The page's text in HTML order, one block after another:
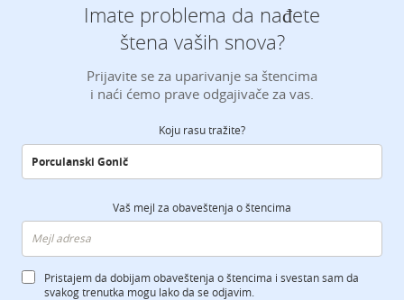
Imate problema da nađete
štena vaših snova?
Prijavite se za uparivanje sa štencima
i naći ćemo prave odgajivače za vas.
Koju rasu tražite?
Vaš mejl za obaveštenja o štencima
Pristajem da dobijam obaveštenja o štencima i svestan sam da
svakog trenutka mogu lako da se odjavim.